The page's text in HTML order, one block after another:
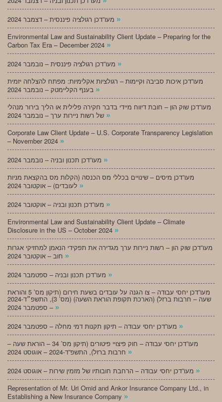
»
Environmental Law and Sustainability Client Update – Preparing for the
Carbon Tax Era – December 2024 »
»
מעו”דכן איכות סביבה וקיימות – רגולציות אקלימיות: מפתח להצלחה יזמית
»
מעו”דכן שוק הון – חובת דיווח מיידי בדבר חקירה פלילית או הליך בירור מנהלי
»
Corporate Law Client Update – U.S. Corporate Transparency Legislation
– November 2024 »
»
מעו”דכן מיסים – שינויים בכללי מס הכנסה (הקלות מס בהקצאת מניות
»
»
Environmental Law and Sustainability Client Update – Climate
Disclosure in the US – October 2024 »
מעו”דכן שוק הון – רשות ניירות ערך מגדירה את תפקידי הנאמן למחזיקי אגרות
»
»
מעו”דכן יחסי עבודה – צו הגנה על עובדים בשעת חירום (תיקון מס’ 5 והוראת
שעה – חרבות ברזל) (הארכת תקופת הוראת השעה) (מס’ 3), התשפ״ד-2024
– ספטמבר 2024 »
»
מעו”דכן יחסי עבודה – חוק פיצויי פיטורים (תיקון מס’ 34 – הוראת שעה –
»
»
Representation of Mr. Uri Omid and Ankor Insurance Company Ltd., in
Establishing a New Insurance Company »